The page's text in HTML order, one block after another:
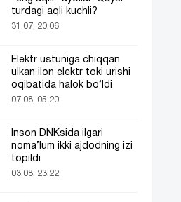
turdagi aqli kuchli?
31.07, 20:06
Elektr ustuniga chiqqan
ulkan ilon elektr toki urishi
oqibatida halok bo‘ldi
07.08, 05:20
Inson DNKsida ilgari
noma’lum ikki ajdodning izi
topildi
03.08, 23:22